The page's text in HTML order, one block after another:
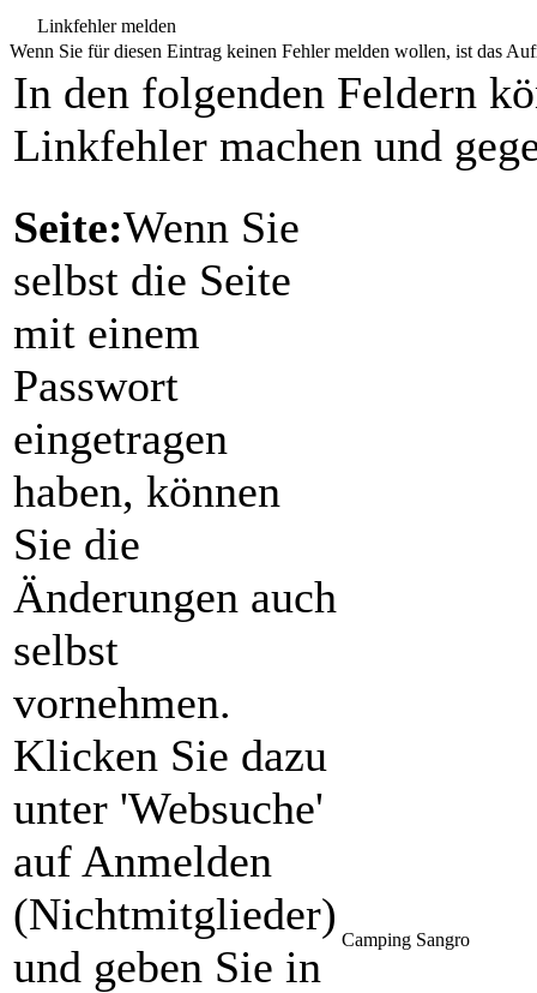
Linkfehler melden
Wenn Sie für diesen Eintrag keinen Fehler melden wollen, ist das
In den folgenden Feldern
Linkfehler machen und
Seite:Wenn Sie
selbst die Seite
mit einem
Passwort
eingetragen
haben, können
Sie die
Änderungen auch
selbst
vornehmen.
Klicken Sie dazu
unter 'Websuche'
auf Anmelden
(Nichtmitglieder)
und geben Sie in
Camping Sangro